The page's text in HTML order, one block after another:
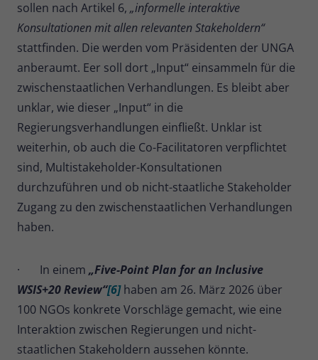
sollen nach Artikel 6, „informelle interaktive
Konsultationen mit allen relevanten Stakeholdern“
stattfinden. Die werden vom Präsidenten der UNGA
anberaumt. Eer soll dort „Input“ einsammeln für die
zwischenstaatlichen Verhandlungen. Es bleibt aber
unklar, wie dieser „Input“ in die
Regierungsverhandlungen einfließt. Unklar ist
weiterhin, ob auch die Co-Facilitatoren verpflichtet
sind, Multistakeholder-Konsultationen
durchzuführen und ob nicht-staatliche Stakeholder
Zugang zu den zwischenstaatlichen Verhandlungen
haben.
· In einem „Five-Point Plan for an Inclusive
WSIS+20 Review“[6] haben am 26. März 2026 über
100 NGOs konkrete Vorschläge gemacht, wie eine
Interaktion zwischen Regierungen und nicht-
staatlichen Stakeholdern aussehen könnte.